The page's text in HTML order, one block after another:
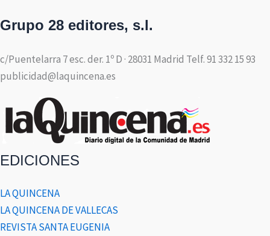
Grupo 28 editores, s.l.
c/Puentelarra 7 esc. der. 1º D · 28031 Madrid Telf. 91 332 15 93
publicidad@laquincena.es
EDICIONES
LA QUINCENA
LA QUINCENA DE VALLECAS
REVISTA SANTA EUGENIA